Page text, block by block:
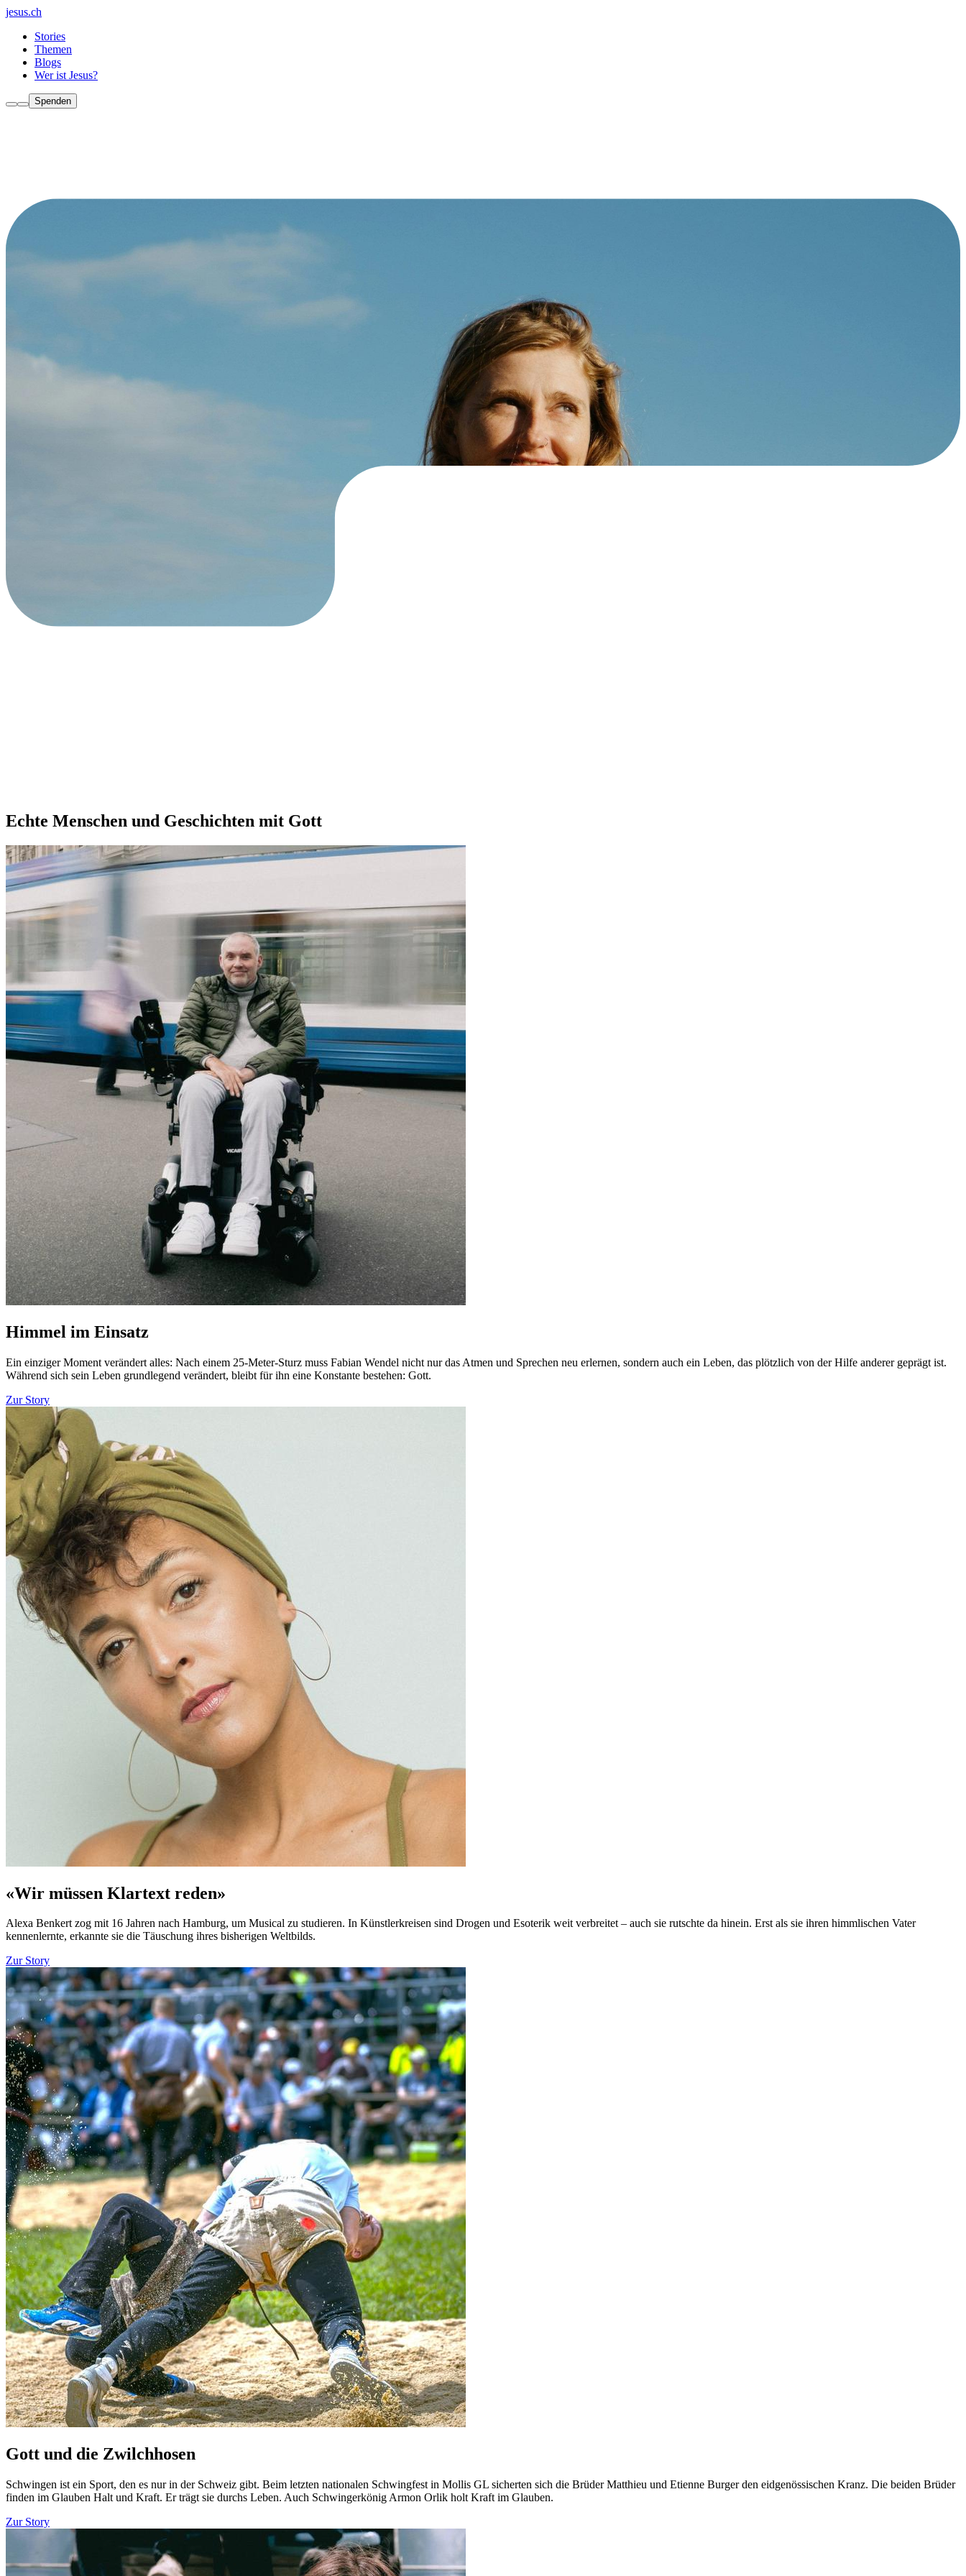
jesus.ch
Stories
Themen
Blogs
Wer ist Jesus?
Spenden
Echte Menschen und Geschichten mit Gott
Himmel im Einsatz
Ein einziger Moment verändert alles: Nach einem 25-Meter-Sturz muss Fabian Wendel nicht nur das Atmen und Sprechen neu erlernen, sondern auch ein Leben, das plötzlich von der Hilfe anderer geprägt ist.
Während sich sein Leben grundlegend verändert, bleibt für ihn eine Konstante bestehen: Gott.
Zur Story
«Wir müssen Klartext reden»
Alexa Benkert zog mit 16 Jahren nach Hamburg, um Musical zu studieren. In Künstlerkreisen sind Drogen und Esoterik weit verbreitet – auch sie rutschte da hinein. Erst als sie ihren himmlischen Vater
kennenlernte, erkannte sie die Täuschung ihres bisherigen Weltbilds.
Zur Story
Gott und die Zwilchhosen
Schwingen ist ein Sport, den es nur in der Schweiz gibt. Beim letzten nationalen Schwingfest in Mollis GL sicherten sich die Brüder Matthieu und Etienne Burger den eidgenössischen Kranz. Die beiden Brüder
finden im Glauben Halt und Kraft. Er trägt sie durchs Leben. Auch Schwingerkönig Armon Orlik holt Kraft im Glauben.
Zur Story